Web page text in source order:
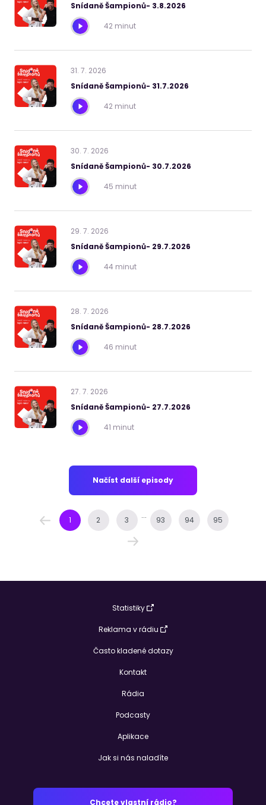
Snídaně Šampionů- 3.8.2026
42 minut
31. 7. 2026
Snídaně Šampionů- 31.7.2026
42 minut
30. 7. 2026
Snídaně Šampionů- 30.7.2026
45 minut
29. 7. 2026
Snídaně Šampionů- 29.7.2026
44 minut
28. 7. 2026
Snídaně Šampionů- 28.7.2026
46 minut
27. 7. 2026
Snídaně Šampionů- 27.7.2026
41 minut
Načíst další episody
1 2 3 ... 93 94 95
Statistiky
Reklama v rádiu
Často kladené dotazy
Kontakt
Rádia
Podcasty
Aplikace
Jak si nás naladíte
Chcete vlastní rádio?